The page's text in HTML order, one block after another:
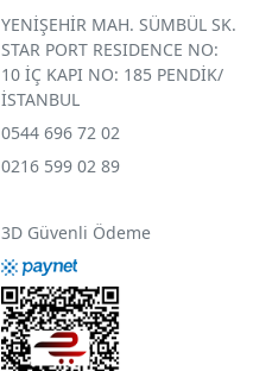
YENİŞEHİR MAH. SÜMBÜL SK.
STAR PORT RESIDENCE NO:
10 İÇ KAPI NO: 185 PENDİK/
İSTANBUL
0544 696 72 02
0216 599 02 89
3D Güvenli Ödeme